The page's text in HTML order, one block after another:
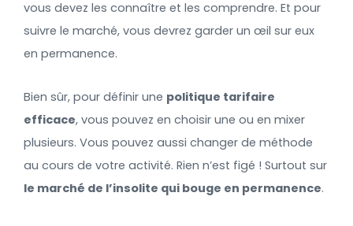
vous devez les connaître et les comprendre. Et pour
suivre le marché, vous devrez garder un œil sur eux
en permanence.
Bien sûr, pour définir une politique tarifaire
efficace, vous pouvez en choisir une ou en mixer
plusieurs. Vous pouvez aussi changer de méthode
au cours de votre activité. Rien n’est figé ! Surtout sur
le marché de l’insolite qui bouge en permanence.